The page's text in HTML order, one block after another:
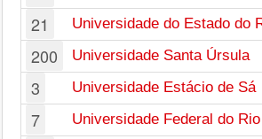
21 Universidade do Estado do
200 Universidade Santa Úrsula
3 Universidade Estácio de Sá
7 Universidade Federal do